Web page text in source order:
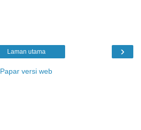
›
Laman utama
Papar versi web